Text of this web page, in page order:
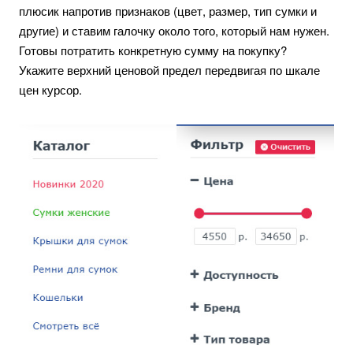
плюсик напротив признаков (цвет, размер, тип сумки и
другие) и ставим галочку около того, который нам нужен.
Готовы потратить конкретную сумму на покупку?
Укажите верхний ценовой предел передвигая по шкале
цен курсор.